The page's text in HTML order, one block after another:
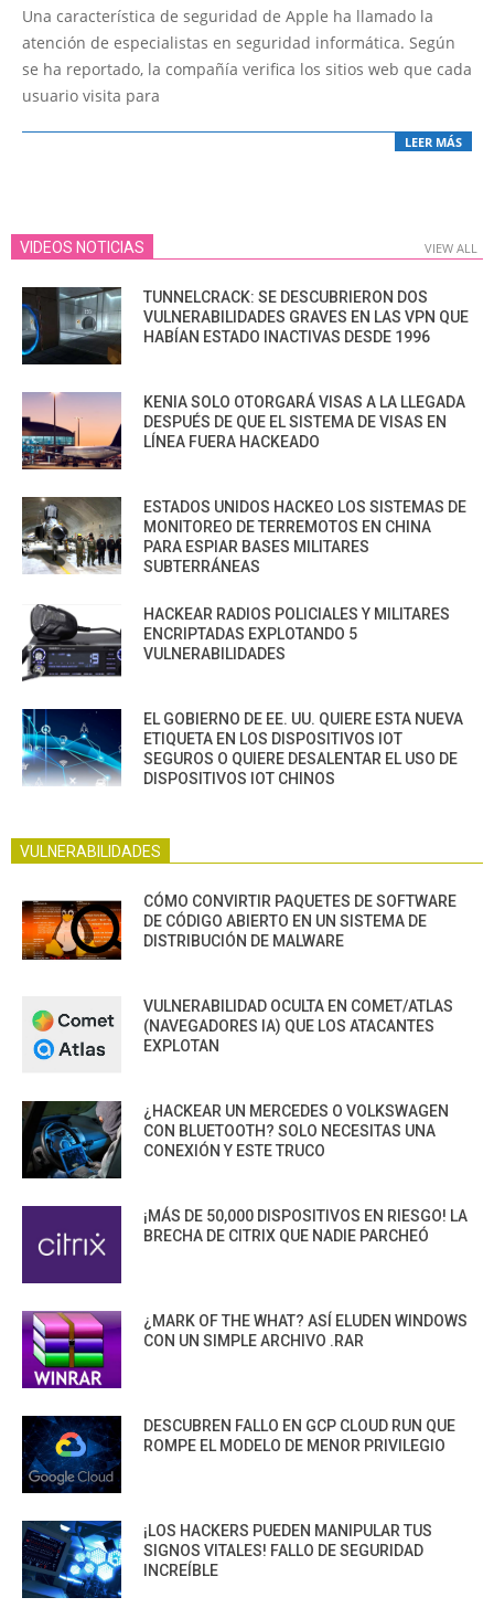
10-
15
Una característica de seguridad de Apple ha llamado la
atención de especialistas en seguridad informática. Según
se ha reportado, la compañía verifica los sitios web que cada
usuario visita para
LEER MÁS
VIDEOS NOTICIAS VIEW ALL
TUNNELCRACK: SE DESCUBRIERON DOS
VULNERABILIDADES GRAVES EN LAS VPN QUE
HABÍAN ESTADO INACTIVAS DESDE 1996
KENIA SOLO OTORGARÁ VISAS A LA LLEGADA
DESPUÉS DE QUE EL SISTEMA DE VISAS EN
LÍNEA FUERA HACKEADO
ESTADOS UNIDOS HACKEO LOS SISTEMAS DE
MONITOREO DE TERREMOTOS EN CHINA
PARA ESPIAR BASES MILITARES
SUBTERRÁNEAS
HACKEAR RADIOS POLICIALES Y MILITARES
ENCRIPTADAS EXPLOTANDO 5
VULNERABILIDADES
EL GOBIERNO DE EE. UU. QUIERE ESTA NUEVA
ETIQUETA EN LOS DISPOSITIVOS IOT
SEGUROS O QUIERE DESALENTAR EL USO DE
DISPOSITIVOS IOT CHINOS
VULNERABILIDADES
CÓMO CONVIRTIR PAQUETES DE SOFTWARE
DE CÓDIGO ABIERTO EN UN SISTEMA DE
DISTRIBUCIÓN DE MALWARE
VULNERABILIDAD OCULTA EN COMET/ATLAS
(NAVEGADORES IA) QUE LOS ATACANTES
EXPLOTAN
¿HACKEAR UN MERCEDES O VOLKSWAGEN
CON BLUETOOTH? SOLO NECESITAS UNA
CONEXIÓN Y ESTE TRUCO
¡MÁS DE 50,000 DISPOSITIVOS EN RIESGO! LA
BRECHA DE CITRIX QUE NADIE PARCHEÓ
¿MARK OF THE WHAT? ASÍ ELUDEN WINDOWS
CON UN SIMPLE ARCHIVO .RAR
DESCUBREN FALLO EN GCP CLOUD RUN QUE
ROMPE EL MODELO DE MENOR PRIVILEGIO
¡LOS HACKERS PUEDEN MANIPULAR TUS
SIGNOS VITALES! FALLO DE SEGURIDAD
INCREÍBLE